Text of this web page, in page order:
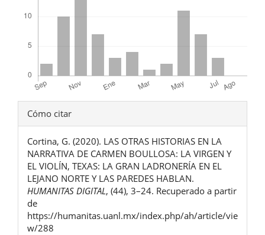
Detalles
del
artículo
Cómo citar
Cortina, G. (2020). LAS OTRAS HISTORIAS EN LA
NARRATIVA DE CARMEN BOULLOSA: LA VIRGEN Y
EL VIOLÍN, TEXAS: LA GRAN LADRONERÍA EN EL
LEJANO NORTE Y LAS PAREDES HABLAN.
HUMANITAS DIGITAL, (44), 3–24. Recuperado a partir
de
https://humanitas.uanl.mx/index.php/ah/article/vie
w/288